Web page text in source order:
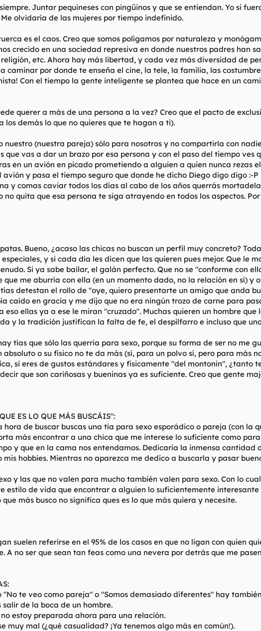
Juntar pequineses con pingüinos y que se entiendan. Yo si
olvidaría de las mujeres por tiempo indefinido.
es el caos. Creo que somos polígamos por naturaleza y
crecido en una sociedad represiva en donde nuestros padres han
etc. Ahora hay más libertad, y cada vez más diversidad de
caminar por donde te enseña el cine, la tele, la familia, las
Con el tiempo la gente inteligente se plantea que hace en un
querer a más de una persona a la vez? Creo que el pacto de
los demás lo que no quieres que te hagan a ti).
nuestro (nuestra pareja) sólo para nosotros y no compartirla con
que vas a dar un brazo por esa persona y con el paso del tiempo
en un avión en picado prometiendo a alguien a quien nunca rezas
y pasa el tiempo seguro que donde he dicho Diego digo digo :-P
y comas caviar todos los días al cabo de los años querrás
no quita que esa persona te siga atrayendo en todos los aspectos.
Bueno, ¿acaso las chicas no buscan un perfil muy concreto?
y si cada día les dicen que las quieren pues mejor. Que le
Si ya sabe bailar, el galán perfecto. Que no se "conforme con
me aburría con ella (en un momento dado, no la relación en sí) y
detestan el rollo de "oye, quiero presentarte un amigo que anda
caído en gracia y me dijo que no era ningún trozo de carne para
eso ellas ya a ese le miran "cruzado". Muchas quieren un hombre
y la tradición justifican la falta de fe, el despilfarro e incluso que
tías que sólo las querría para sexo, porque su forma de ser no me
absoluto o su físico no te da más (sí, para un polvo sí, pero para más
si eres de gustos estándares y físicamente "del montonín", ¿tanto
que son cariñosas y bueninas ya es suficiente. Creo que gente
ES LO QUE MÁS BUSCÁIS":
de buscar buscas una tía para sexo esporádico o pareja (con la
más encontrar a una chica que me interese lo suficiente como
y que en la cama nos entendamos. Dedicaría la inmensa cantidad
hobbies. Mientras no aparezca me dedico a buscarla y pasar
y las que no valen para mucho también valen para sexo. Con lo
estilo de vida que encontrar a alguien lo suficientemente
más busco no significa ques es lo que más quiera y necesite.
suelen referirse en el 95% de los casos en que no ligan con quien
A no ser que sean tan feas como una nevera por detrás que me
"No te veo como pareja" o "Somos demasiado diferentes" hay
de la boca de un hombre.
estoy preparada ahora para una relación.
muy mal (¿qué casualidad? ¡Ya tenemos algo más en común!).